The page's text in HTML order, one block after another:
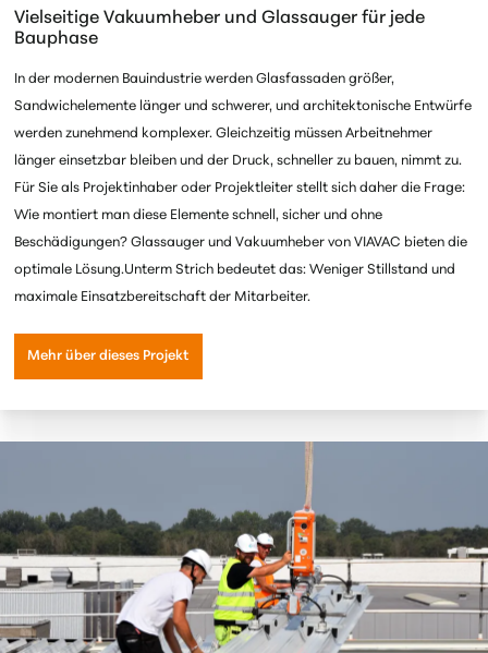
Vielseitige Vakuumheber und Glassauger für jede
Bauphase
In der modernen Bauindustrie werden Glasfassaden größer,
Sandwichelemente länger und schwerer, und architektonische Entwürfe
werden zunehmend komplexer. Gleichzeitig müssen Arbeitnehmer
länger einsetzbar bleiben und der Druck, schneller zu bauen, nimmt zu.
Für Sie als Projektinhaber oderProjektleiter stellt sich daher die Frage:
Wie montiert man diese Elemente schnell, sicher und ohne
Beschädigungen? Glassauger und Vakuumheber von VIAVAC bieten die
optimale Lösung.Unterm Strich bedeutet das: Weniger Stillstand und
maximale Einsatzbereitschaftder Mitarbeiter.
Mehr über dieses Projekt